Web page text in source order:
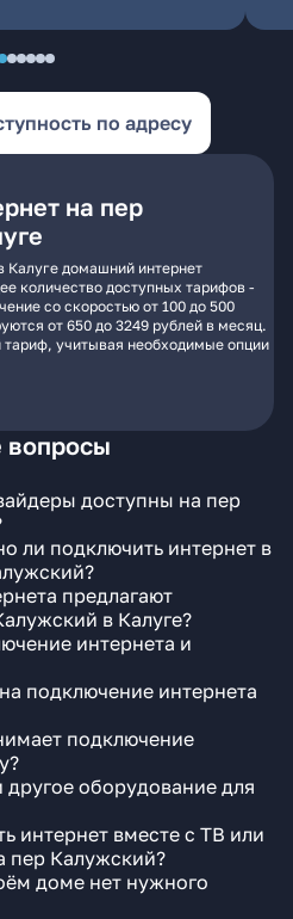
по адресу
на пер
Калуге домашний интернет
количество доступных тарифов -
со скоростью от 100 до 500
от 650 до 3249 рублей в месяц.
учитывая необходимые опции
вопросы
доступны на пер
ли подключить интернет в
предлагают
в Калуге?
интернета и
подключение интернета
подключение
оборудование для
интернет вместе с ТВ или
пер Калужский?
доме нет нужного